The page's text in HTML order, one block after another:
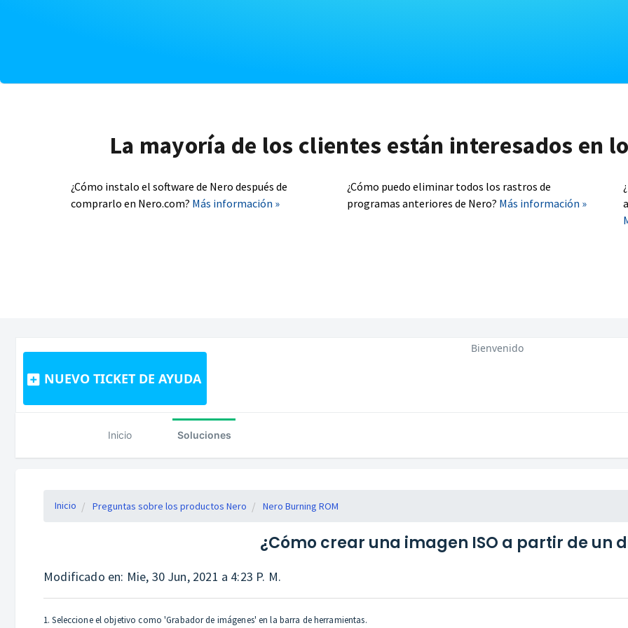
La mayoría de los clientes están interesados en
¿Cómo instalo el software de Nero después de
comprarlo en Nero.com? Más información »
¿Cómo puedo eliminar todos los rastros de
programas anteriores de Nero? Más información »
NUEVO TICKET DE AYUDA
Bienvenido
Inicio Soluciones
Inicio Preguntas sobre los productos Nero Nero Burning ROM
¿Cómo crear una imagen ISO a partir de un
Modificado en: Mie, 30 Jun, 2021 a 4:23 P. M.
1. Seleccione el objetivo como 'Grabador de imágenes' en la barra de herramientas.